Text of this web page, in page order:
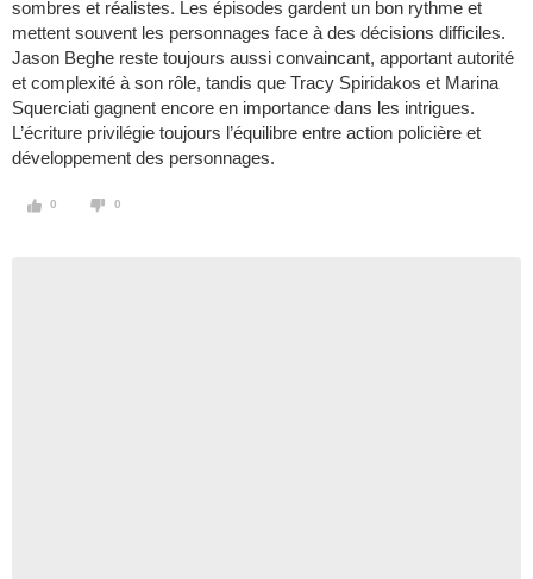
sombres et réalistes. Les épisodes gardent un bon rythme et
mettent souvent les personnages face à des décisions difficiles.
Jason Beghe reste toujours aussi convaincant, apportant autorité
et complexité à son rôle, tandis que Tracy Spiridakos et Marina
Squerciati gagnent encore en importance dans les intrigues.
L’écriture privilégie toujours l’équilibre entre action policière et
développement des personnages.
0 0